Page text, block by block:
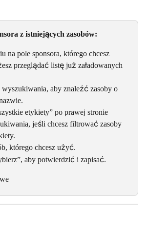
z istniejących zasobów:
na pole sponsora, którego chcesz
przeglądać listę już załadowanych
aby znaleźć zasoby o
etykiety” po prawej stronie
jeśli chcesz filtrować zasoby
którego chcesz użyć.
aby potwierdzić i zapisać.